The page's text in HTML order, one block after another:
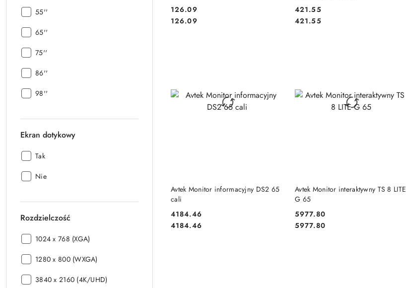
Przekątna
55''
Przekątna
65''
Przekątna
75''
Przekątna
86''
Przekątna
98''
Ekran dotykowy
Ekran
Tak
Ekran
Nie
Rozdzielczość
Rozdzielczość:
1024 x 768 (XGA)
Rozdzielczość:
1280 x 800 (WXGA)
Rozdzielczość:
3840 x 2160 (4K/UHD)
Cena:
126.09
Cena:
126.09 Cena:
421.55
Cena:
421.55
Avtek Monitor informacyjny DS2 65
cali
Cena:
4184.46
Cena:
4184.46
DO KOSZYKA
Avtek Monitor interaktywny TS 8 LITE
G 65
Cena:
5977.80
Cena:
5977.80
DO KOSZYKA